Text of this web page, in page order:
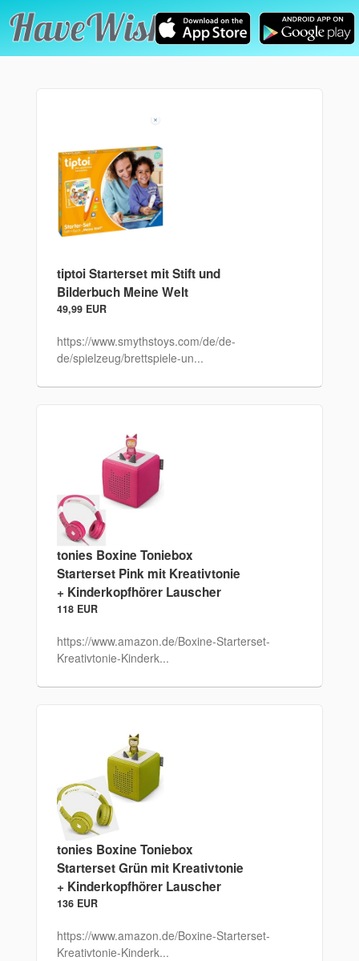
tiptoi Starterset mit Stift und
Bilderbuch Meine Welt
49,99 EUR
https://www.smythstoys.com/de/de-
de/spielzeug/brettspiele-un...
tonies Boxine Toniebox
Starterset Pink mit Kreativtonie
+ Kinderkopfhörer Lauscher
118 EUR
https://www.amazon.de/Boxine-Starterset-
Kreativtonie-Kinderk...
tonies Boxine Toniebox
Starterset Grün mit Kreativtonie
+ Kinderkopfhörer Lauscher
136 EUR
https://www.amazon.de/Boxine-Starterset-
Kreativtonie-Kinderk...